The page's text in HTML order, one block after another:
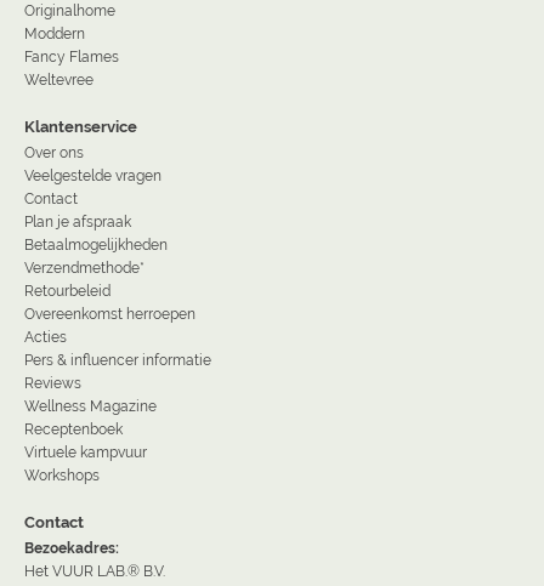
Originalhome
Moddern
Fancy Flames
Weltevree
Klantenservice
Over ons
Veelgestelde vragen
Contact
Plan je afspraak
Betaalmogelijkheden
Verzendmethode*
Retourbeleid
Overeenkomst herroepen
Acties
Pers & influencer informatie
Reviews
Wellness Magazine
Receptenboek
Virtuele kampvuur
Workshops
Contact
Bezoekadres:
Het VUUR LAB.® B.V.